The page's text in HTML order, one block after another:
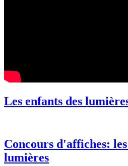
Les enfants des
Concours d'affiches:
lumières